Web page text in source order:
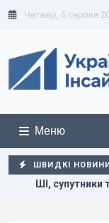
Четвер, 6 серпня
Меню
ШВИДКІ
NYT про силу та